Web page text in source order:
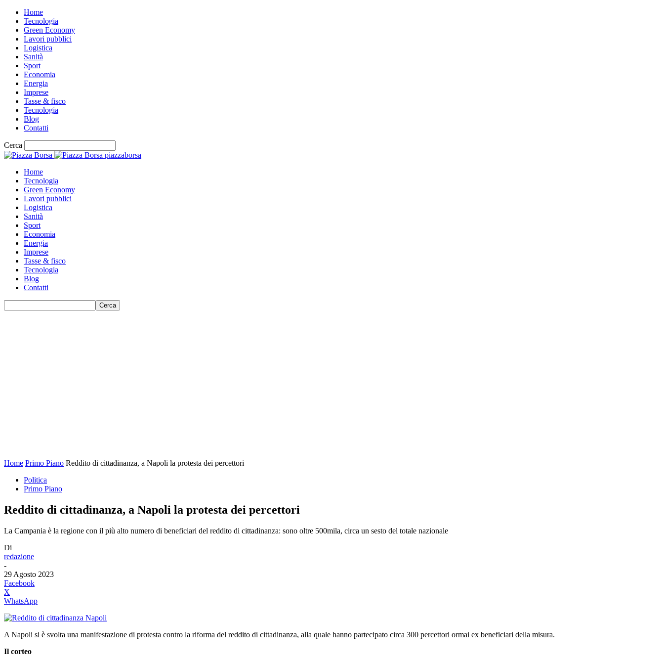
Home
Tecnologia
Green Economy
Lavori pubblici
Logistica
Sanità
Sport
Economia
Energia
Imprese
Tasse & fisco
Tecnologia
Blog
Contatti
Cerca
piazzaborsa
Home
Tecnologia
Green Economy
Lavori pubblici
Logistica
Sanità
Sport
Economia
Energia
Imprese
Tasse & fisco
Tecnologia
Blog
Contatti
Home Primo Piano Reddito di cittadinanza, a Napoli la protesta dei percettori
Politica
Primo Piano
Reddito di cittadinanza, a Napoli la protesta dei percettori
La Campania è la regione con il più alto numero di beneficiari del reddito di cittadinanza: sono oltre 500mila, circa un sesto del totale nazionale
Di
redazione
-
29 Agosto 2023
Facebook
X
WhatsApp
A Napoli si è svolta una manifestazione di protesta contro la riforma del reddito di cittadinanza, alla quale hanno partecipato circa 300 percettori ormai ex beneficiari della misura.
Il corteo